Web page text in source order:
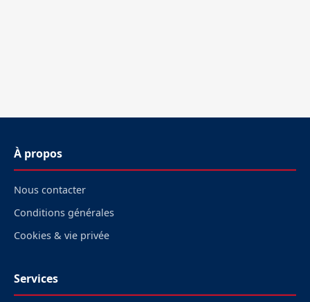
À propos
Nous contacter
Conditions générales
Cookies & vie privée
Services